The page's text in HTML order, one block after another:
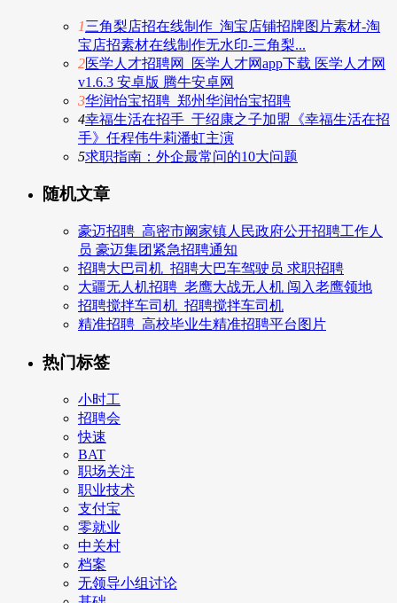
1三角梨店招在线制作_淘宝店铺招牌图片素材-淘
宝店招素材在线制作无水印-三角梨...
2医学人才招聘网_医学人才网app下载 医学人才网
v1.6.3 安卓版 腾牛安卓网
3华润怡宝招聘_郑州华润怡宝招聘
4幸福生活在招手_于绍康之子加盟《幸福生活在招
手》任程伟牛莉潘虹主演
5求职指南：外企最常问的10大问题
随机文章
豪迈招聘_高密市阚家镇人民政府公开招聘工作人
员 豪迈集团紧急招聘通知
招聘大巴司机_招聘大巴车驾驶员 求职招聘
大疆无人机招聘_老鹰大战无人机 闯入老鹰领地
招聘搅拌车司机_招聘搅拌车司机
精准招聘_高校毕业生精准招聘平台图片
热门标签
小时工
招聘会
快速
BAT
职场关注
职业技术
支付宝
零就业
中关村
档案
无领导小组讨论